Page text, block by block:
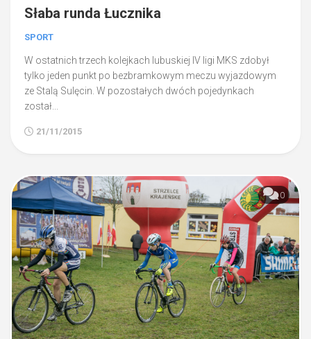
Słaba runda Łucznika
SPORT
W ostatnich trzech kolejkach lubuskiej IV ligi MKS zdobył
tylko jeden punkt po bezbramkowym meczu wyjazdowym
ze Stalą Sulęcin. W pozostałych dwóch pojedynkach
został...
21/11/2015
0